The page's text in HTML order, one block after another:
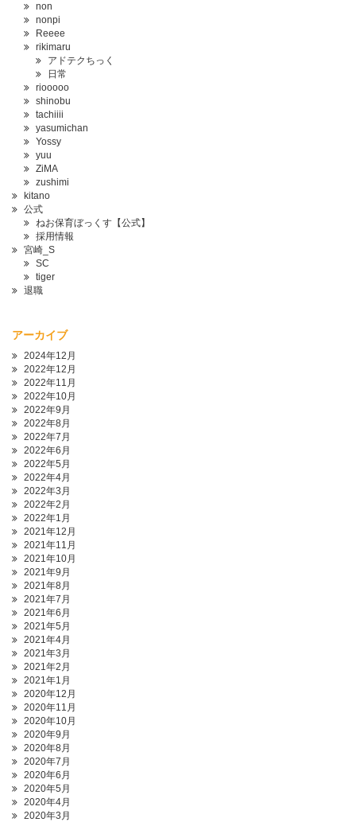
non
nonpi
Reeee
rikimaru
アドテクちっく
日常
riooooo
shinobu
tachiiii
yasumichan
Yossy
yuu
ZiMA
zushimi
kitano
公式
ねお保育ぼっくす【公式】
採用情報
宮崎_S
SC
tiger
退職
アーカイブ
2024年12月
2022年12月
2022年11月
2022年10月
2022年9月
2022年8月
2022年7月
2022年6月
2022年5月
2022年4月
2022年3月
2022年2月
2022年1月
2021年12月
2021年11月
2021年10月
2021年9月
2021年8月
2021年7月
2021年6月
2021年5月
2021年4月
2021年3月
2021年2月
2021年1月
2020年12月
2020年11月
2020年10月
2020年9月
2020年8月
2020年7月
2020年6月
2020年5月
2020年4月
2020年3月